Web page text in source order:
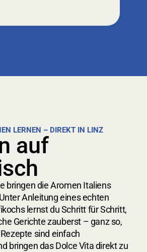
LERNEN – DIREKT IN LINZ
auf
bringen die Aromen Italiens
Anleitung eines echten
lernst du Schritt für Schritt,
Gerichte zauberst – ganz so,
sind einfach
bringen das Dolce Vita direkt zu